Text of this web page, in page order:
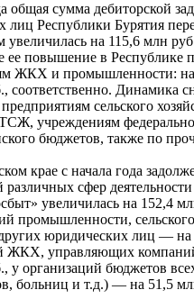
общая сумма дебиторской
лиц Республики Бурятия
увеличилась на 115,6 млн
ее повышение в Республике
ЖКХ и промышленности:
соответственно. Динамика
сельского
учреждениям
бюджетов, также по
крае с начала года
различных сфер
увеличилась на 152,4
промышленности,
других юридических лиц —
ЖКХ, управляющих
у организаций бюджетов
больниц и т.д.) — на 51,5